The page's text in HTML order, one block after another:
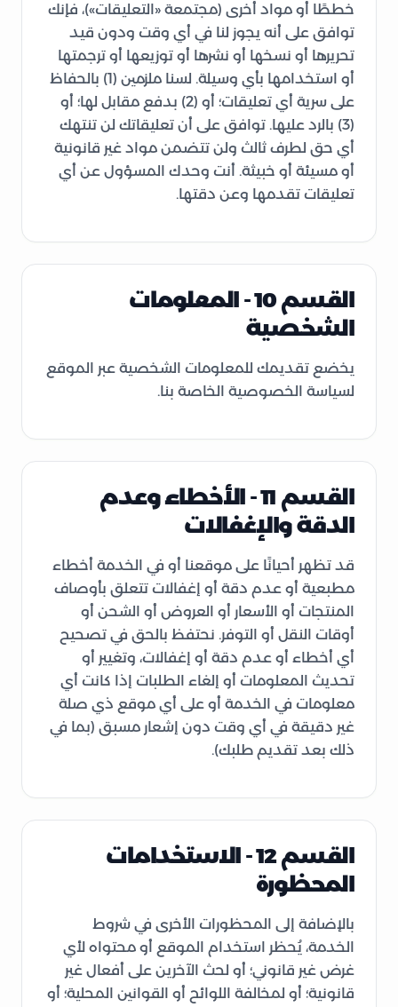
خططًا أو مواد أخرى (مجتمعة «التعليقات»)، فإنك
توافق على أنه يجوز لنا في أي وقت ودون قيد
تحريرها أو نسخها أو نشرها أو توزيعها أو ترجمتها
أو استخدامها بأي وسيلة. لسنا ملزمين (1) بالحفاظ
على سرية أي تعليقات؛ أو (2) بدفع مقابل لها؛ أو
(3) بالرد عليها. توافق على أن تعليقاتك لن تنتهك
أي حق لطرف ثالث ولن تتضمن مواد غير قانونية
أو مسيئة أو خبيثة. أنت وحدك المسؤول عن أي
تعليقات تقدمها وعن دقتها.
القسم 10 - المعلومات
الشخصية
يخضع تقديمك للمعلومات الشخصية عبر الموقع
لسياسة الخصوصية الخاصة بنا.
القسم 11 - الأخطاء وعدم
الدقة والإغفالات
قد تظهر أحيانًا على موقعنا أو في الخدمة أخطاء
مطبعية أو عدم دقة أو إغفالات تتعلق بأوصاف
المنتجات أو الأسعار أو العروض أو الشحن أو
أوقات النقل أو التوفر. نحتفظ بالحق في تصحيح
أي أخطاء أو عدم دقة أو إغفالات، وتغيير أو
تحديث المعلومات أو إلغاء الطلبات إذا كانت أي
معلومات في الخدمة أو على أي موقع ذي صلة
غير دقيقة في أي وقت دون إشعار مسبق (بما في
ذلك بعد تقديم طلبك).
القسم 12 - الاستخدامات
المحظورة
بالإضافة إلى المحظورات الأخرى في شروط
الخدمة، يُحظر استخدام الموقع أو محتواه لأي
غرض غير قانوني؛ أو لحث الآخرين على أفعال غير
قانونية؛ أو لمخالفة اللوائح أو القوانين المحلية؛ أو